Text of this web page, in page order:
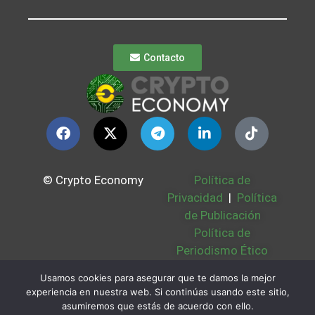
Contacto
© Crypto Economy
Política de
Privacidad | Política
de Publicación
Política de
Periodismo Ético
Bases Legales |
Partners | Sobre
Usamos cookies para asegurar que te damos la mejor
experiencia en nuestra web. Si continúas usando este sitio,
asumiremos que estás de acuerdo con ello.